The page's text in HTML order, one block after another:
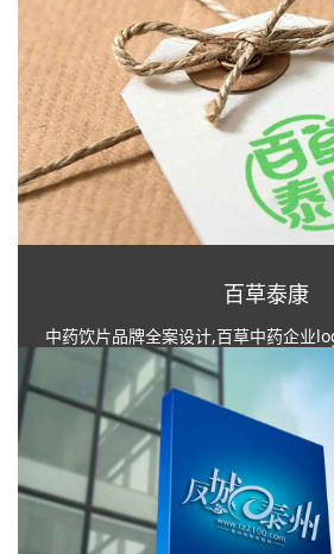
百草泰康
中药饮片品牌全案设计,百草中药企业